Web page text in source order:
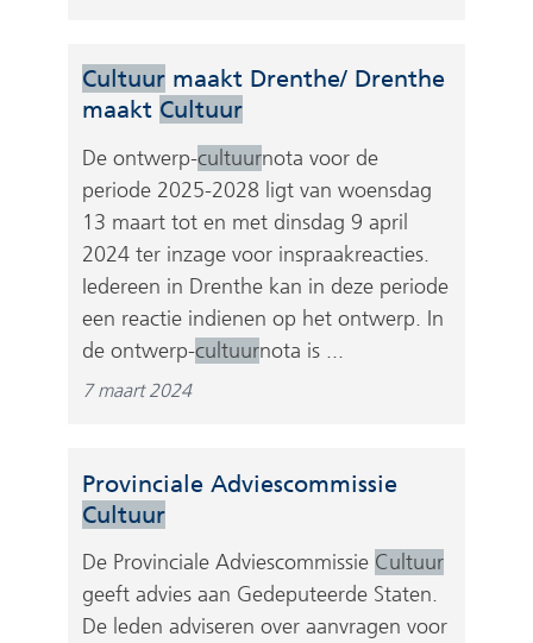
Cultuurmaakt Drenthe/ Drenthe
maakt Cultuur
De ontwerp-cultuurnota voor de
periode 2025-2028 ligt van woensdag
13 maart tot en met dinsdag 9 april
2024 ter inzage voor inspraakreacties.
Iedereen in Drenthe kan in deze periode
een reactie indienen op het ontwerp. In
de ontwerp-cultuurnota is ...
7 maart 2024
Provinciale Adviescommissie
Cultuur
De Provinciale Adviescommissie Cultuur
geeft advies aan Gedeputeerde Staten.
De leden adviseren over aanvragen voor